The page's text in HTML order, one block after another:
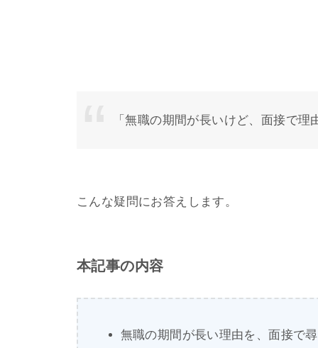
「無職の期間が長いけど、面接で
こんな疑問にお答えします。
本記事の内容
無職の期間が長い理由を、面接で